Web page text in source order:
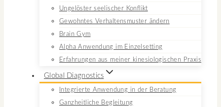
Ungelöster seelischer Konflikt
Gewohntes Verhaltensmuster ändern
Brain Gym
Alpha Anwendung im Einzelsetting
Erfahrungen aus meiner kinesiologischen Praxis
Global Diagnostics
Integrierte Anwendung in der Beratung
Ganzheitliche Begleitung